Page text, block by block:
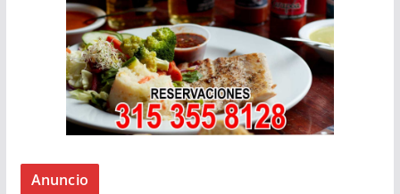
Anuncio